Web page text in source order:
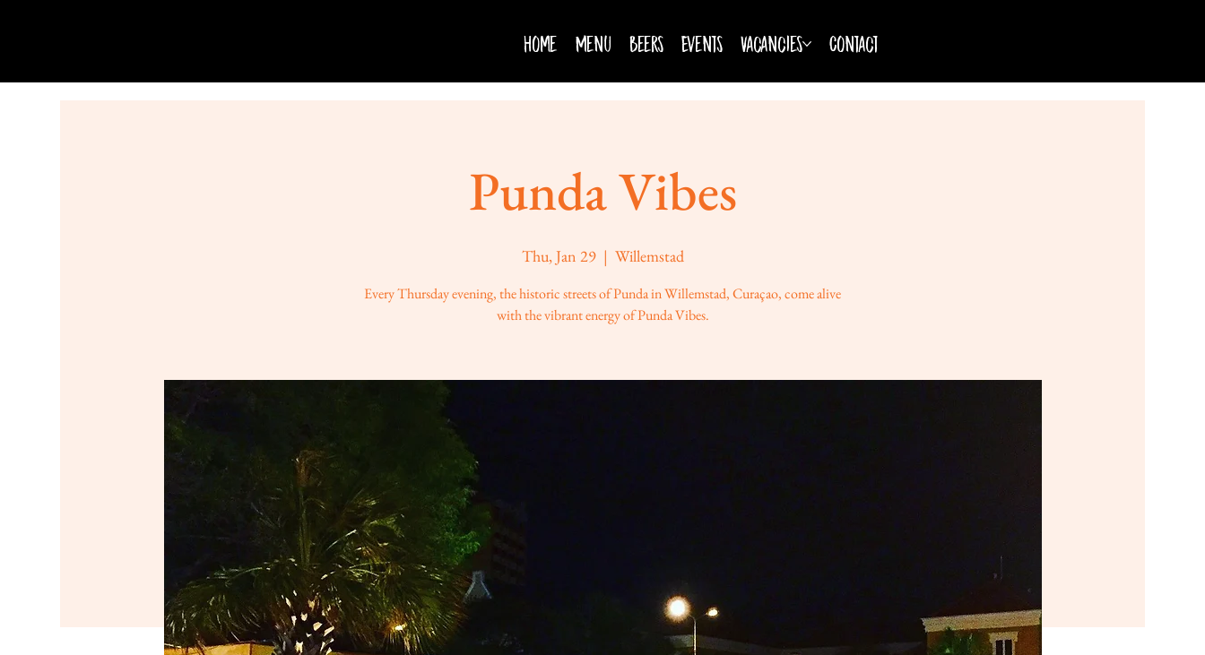
Home Menu Beers Events Vacancies Contact
Punda Vibes
Thu, Jan 29
  |
Willemstad
Every Thursday evening, the historic streets of Punda in Willemstad, Curaçao, come alive
with the vibrant energy of Punda Vibes.